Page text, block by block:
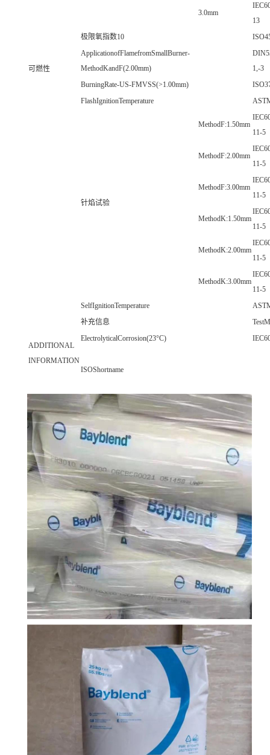
可燃性
3.0mm
13
极限氧指数10
ApplicationofFlamefromSmallBurner-
MethodKandF(2.00mm)
1,-3
BurningRate-US-FMVSS(>1.00mm)
FlashIgnitionTemperature
针焰试验
MethodF:1.50mm
11-5
MethodF:2.00mm
11-5
MethodF:3.00mm
11-5
MethodK:1.50mm
11-5
MethodK:2.00mm
11-5
MethodK:3.00mm
11-5
SelfIgnitionTemperature
ADDITIONAL
INFORMATION
补充信息
ElectrolyticalCorrosion(23°C)
ISOShortname